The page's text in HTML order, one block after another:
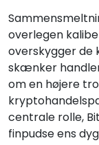
overlegen
overskygger de
skænker
om en højere
centrale rolle,
finpudse ens